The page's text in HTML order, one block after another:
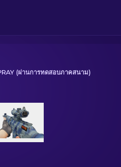
(ผ่านการทดสอบภาคสนาม)
ทดสอบภาคสนาม)